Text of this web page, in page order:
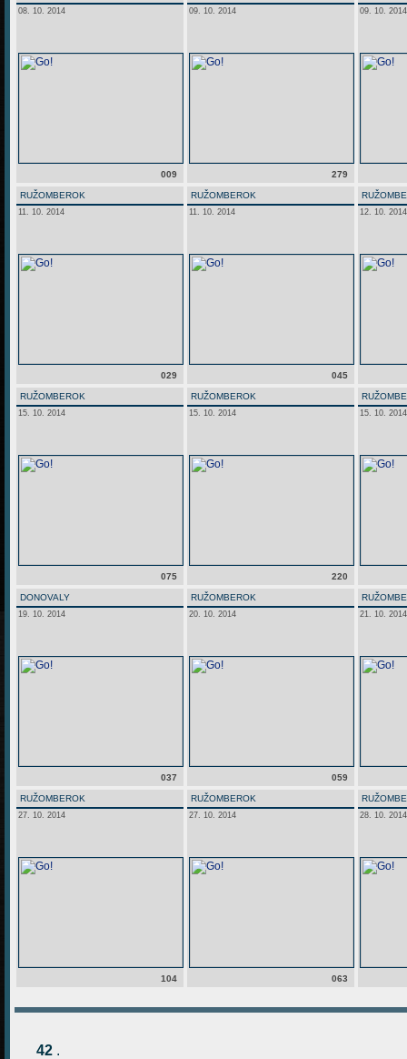
08. 10. 2014
009
09. 10. 2014
279
09. 10. 2014
RUŽOMBEROK
11. 10. 2014
029
RUŽOMBEROK
11. 10. 2014
045
12. 10. 2014
RUŽOMBEROK
15. 10. 2014
075
RUŽOMBEROK
15. 10. 2014
220
15. 10. 2014
DONOVALY
19. 10. 2014
037
RUŽOMBEROK
20. 10. 2014
059
21. 10. 2014
RUŽOMBEROK
27. 10. 2014
104
RUŽOMBEROK
27. 10. 2014
063
28. 10. 2014
42 .